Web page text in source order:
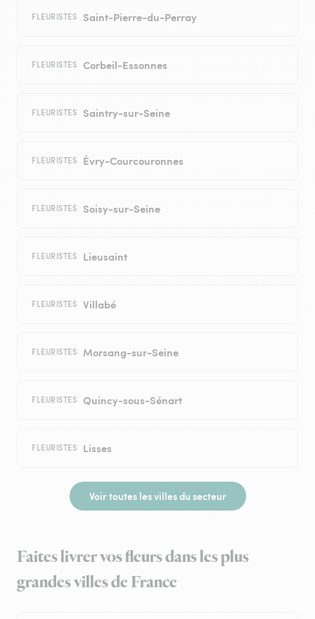
FLEURISTES Saint-Pierre-du-Perray
FLEURISTES Corbeil-Essonnes
FLEURISTES Saintry-sur-Seine
FLEURISTES Évry-Courcouronnes
FLEURISTES Soisy-sur-Seine
FLEURISTES Lieusaint
FLEURISTES Villabé
FLEURISTES Morsang-sur-Seine
FLEURISTES Quincy-sous-Sénart
FLEURISTES Lisses
Voir toutes les villes du secteur
Faites livrer vos fleurs dans les plus
grandes villes de France